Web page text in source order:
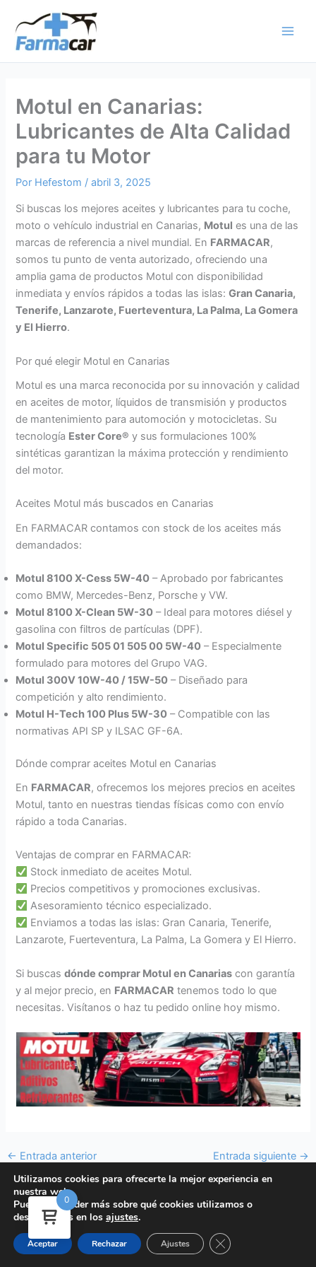
contenido
Motul en Canarias:
Lubricantes de Alta Calidad
para tu Motor
Por Hefestom /abril 3, 2025
Si buscas los mejores aceites y lubricantes para tu coche,
moto o vehículo industrial en Canarias, Motul es una de las
marcas de referencia a nivel mundial. En FARMACAR,
somos tu punto de venta autorizado, ofreciendo una
amplia gama de productos Motul con disponibilidad
inmediata y envíos rápidos a todas las islas:Gran Canaria,
Tenerife, Lanzarote, Fuerteventura, La Palma, La Gomera
y El Hierro.
Por qué elegir Motul en Canarias
Motul es una marca reconocida por su innovación y calidad
en aceites de motor, líquidos de transmisión y productos
de mantenimiento para automoción y motocicletas. Su
tecnología Ester Core® y sus formulaciones 100%
sintéticas garantizan la máxima protección y rendimiento
del motor.
Aceites Motul más buscados en Canarias
En FARMACAR contamos con stock de los aceites más
demandados:
Motul 8100 X-Cess 5W-40 – Aprobado por fabricantes
como BMW, Mercedes-Benz, Porsche y VW.
Motul 8100 X-Clean 5W-30 – Ideal para motores diésel y
gasolina con filtros de partículas (DPF).
Motul Specific 505 01 505 00 5W-40 – Especialmente
formulado para motores del Grupo VAG.
Motul 300V 10W-40 / 15W-50 – Diseñado para
competición y alto rendimiento.
Motul H-Tech 100 Plus 5W-30 – Compatible con las
normativas API SP y ILSAC GF-6A.
Dónde comprar aceites Motul en Canarias
En FARMACAR, ofrecemos los mejores precios en aceites
Motul, tanto en nuestras tiendas físicas como con envío
rápido a toda Canarias.
Ventajas de comprar en FARMACAR:
Stock inmediato de aceites Motul.
Precios competitivos y promociones exclusivas.
Asesoramiento técnico especializado.
Enviamos a todas las islas: Gran Canaria, Tenerife,
Lanzarote, Fuerteventura, La Palma, La Gomera y El Hierro.
Si buscasdónde comprar Motul en Canarias con garantía
y al mejor precio, en FARMACAR tenemos todo lo que
necesitas. Visítanos o haz tu pedido online hoy mismo.
← Entrada anterior Entrada siguiente →
Aviso Legal y términos y condiciones-Política de Cookies
devoluciones y reembolsos-Política de Privacidad
Copyright © 2026 FARMACAR | Sitio web desarrollado por
Utilizamos cookies para ofrecerte la mejor experiencia en
nuestra web.
Puedes aprender más sobre qué cookies utilizamos o
desactivarlas en los ajustes.
Aceptar Rechazar Ajustes Cerrar el banner de
0